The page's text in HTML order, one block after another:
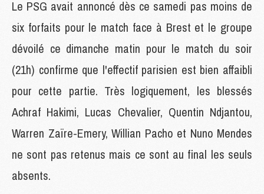
Le PSG avait annoncé dès ce samedi pas moins de
six forfaits pour le match face à Brest et le groupe
dévoilé ce dimanche matin pour le match du soir
(21h) confirme que l'effectif parisien est bien affaibli
pour cette partie. Très logiquement, les blessés
Achraf Hakimi, Lucas Chevalier, Quentin Ndjantou,
Warren Zaïre-Emery, Willian Pacho et Nuno Mendes
ne sont pas retenus mais ce sont au final les seuls
absents.